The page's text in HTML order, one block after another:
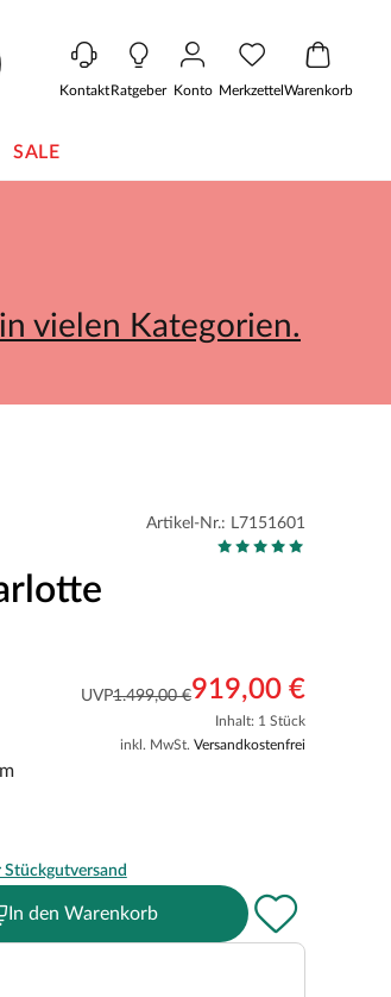
KontaktRatgeber Konto MerkzettelWarenkorb
SALE
vielen Kategorien.
Artikel-Nr.: L7151601
UVP1.499,00 €919,00 €
Inhalt: 1 Stück
inkl. MwSt. Versandkostenfrei
Stückgutversand
In den Warenkorb